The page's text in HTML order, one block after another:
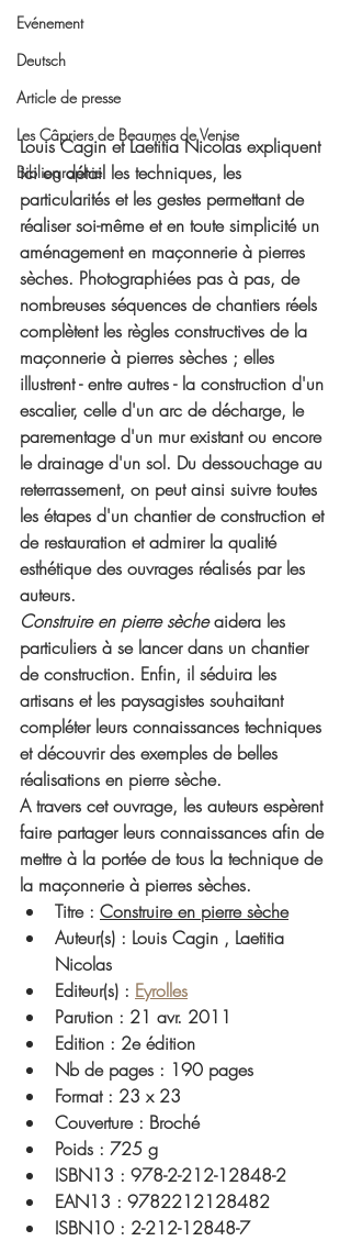
Evénement
Deutsch
Article de presse
Les Câpriers de Beaumes de Venise
Bibliographie
Louis Cagin et Laetitia Nicolas expliquent
ici en détail les techniques, les
particularités et les gestes permettant de
réaliser soi-même et en toute simplicité un
aménagement en maçonnerie à pierres
sèches. Photographiées pas à pas, de
nombreuses séquences de chantiers réels
complètent les règles constructives de la
maçonnerie à pierres sèches ; elles
illustrent - entre autres - la construction d'un
escalier, celle d'un arc de décharge, le
parementage d'un mur existant ou encore
le drainage d'un sol. Du dessouchage au
reterrassement, on peut ainsi suivre toutes
les étapes d'un chantier de construction et
de restauration et admirer la qualité
esthétique des ouvrages réalisés par les
auteurs.
Construire en pierre sèche aidera les
particuliers à se lancer dans un chantier
de construction. Enfin, il séduira les
artisans et les paysagistes souhaitant
compléter leurs connaissances techniques
et découvrir des exemples de belles
réalisations en pierre sèche.
A travers cet ouvrage, les auteurs espèrent
faire partager leurs connaissances afin de
mettre à la portée de tous la technique de
la maçonnerie à pierres sèches.
Titre : Construire en pierre sèche
Auteur(s) : Louis Cagin , Laetitia
Nicolas
Editeur(s) : Eyrolles
Parution : 21 avr. 2011
Edition : 2e édition
Nb de pages : 190 pages
Format : 23 x 23
Couverture : Broché
Poids : 725 g
ISBN13 : 978-2-212-12848-2
EAN13 : 9782212128482
ISBN10 : 2-212-12848-7